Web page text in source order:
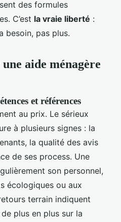
des formules
C’est la vraie liberté :
besoin, pas plus.
aide ménagère
et références
au prix. Le sérieux
à plusieurs signes : la
la qualité des avis
de ses process. Une
son personnel,
écologiques ou aux
terrain indiquent
plus en plus sur la